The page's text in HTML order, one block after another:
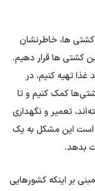
کشتی ها، خاطرنشان
کشتی ها قرار دهیم.
غذا تهیه کنیم، در
کمک کنیم و تا
تعمیر و نگهداری
است این مشکل به یک
بدهد.
بر اینکه کشورهایی